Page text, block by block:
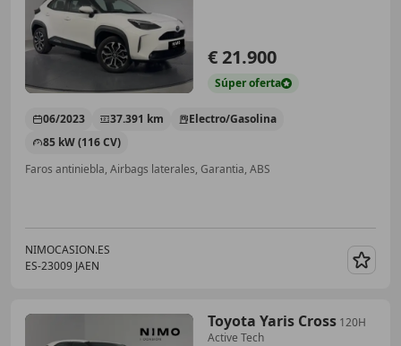
€ 21.900
Súperoferta
06/2023 37.391 km
Electro/Gasolina
85 kW (116 CV)
Faros antiniebla, Airbags laterales, Garantia, ABS
NIMOCASION.ES
ES-23009 JAEN
Toyota Yaris Cross 120H
Active Tech